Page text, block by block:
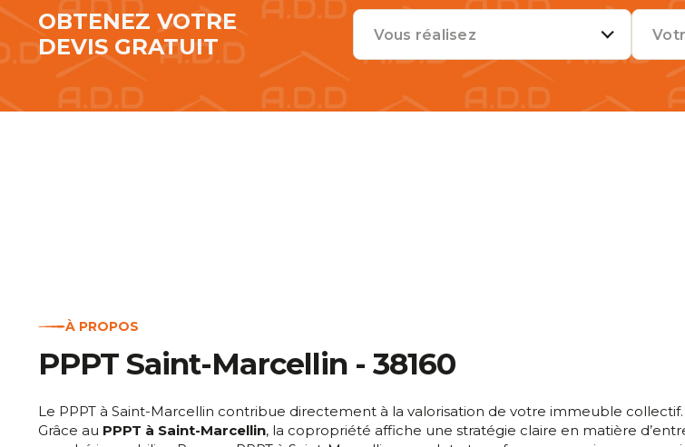
OBTENEZ VOTRE
DEVIS GRATUIT
Vous réalisez
À PROPOS
PPPT Saint-Marcellin - 38160
Le PPPT à Saint-Marcellin contribue directement à la valorisation de votre immeuble
Grâce au PPPT à Saint-Marcellin, la copropriété affiche une stratégie claire en matière